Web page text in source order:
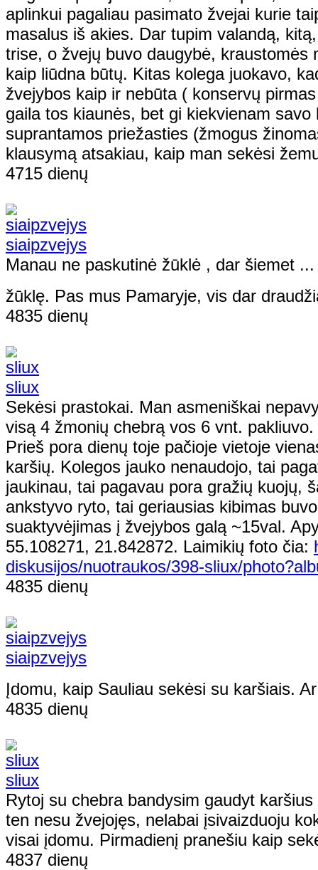
aplinkui pagaliau pasimato žvejai kurie
masalus iš akies. Dar tupim valandą,
trise, o žvejų buvo daugybė,
kaip liūdna būtų. Kitas kolega juokavo,
žvejybos kaip ir nebūta ( konservų
gaila tos kiaunės, bet gi kiekvienam
suprantamos priežasties (žmogus
klausymą atsakiau, kaip man sekėsi
4715 dienų
siaipzvejys
Manau ne paskutinė žūklė , dar šiemet
žūklę. Pas mus Pamaryje, vis dar
4835 dienų
sliux
Sekėsi prastokai. Man asmeniškai
visą 4 žmonių chebrą vos 6 vnt.
Prieš pora dienų toje pačioje vietoje
karšių. Kolegos jauko nenaudojo, tai
jaukinau, tai pagavau pora gražių kuojų,
ankstyvo ryto, tai geriausias kibimas
suaktyvėjimas į žvejybos galą ~15val.
55.108271, 21.842872. Laimikių foto čia:
diskusijos/nuotraukos/398-sliux/
4835 dienų
siaipzvejys
Įdomu, kaip Sauliau sekėsi su karšiais.
4835 dienų
sliux
Rytoj su chebra bandysim gaudyt
ten nesu žvejojęs, nelabai įsivaizduoju
visai įdomu. Pirmadienį pranešiu kaip
4837 dienų